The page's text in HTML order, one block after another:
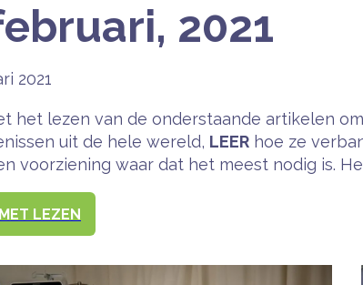
2021
2021
het lezen van de onderstaande artikelen
uit de hele wereld, LEER hoe ze
voorziening waar dat het meest nodig is.
LEZEN